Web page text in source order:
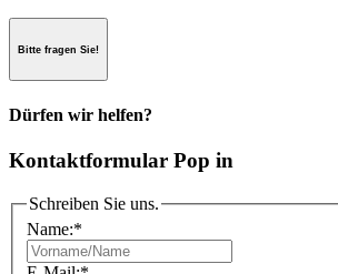
Bitte fragen Sie!
Dürfen wir helfen?
Kontaktformular Pop in
Schreiben Sie uns.
Name:*